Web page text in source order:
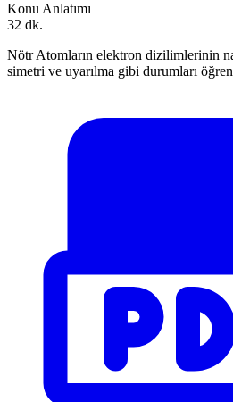
Konu Anlatımı
32 dk.
Nötr Atomların elektron dizilimlerinin
simetri ve uyarılma gibi durumları